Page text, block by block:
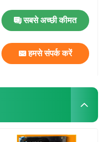
सबसे अच्छी कीमत
हमसे संपर्क करें